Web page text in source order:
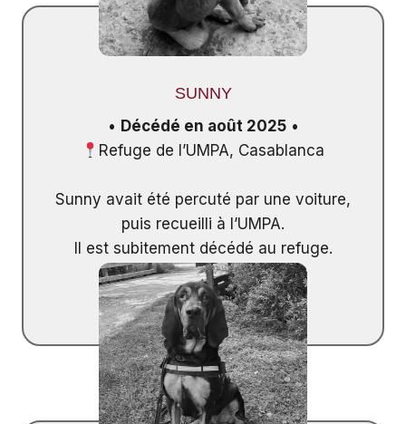
SUNNY
• Décédé en août 2025•
Refuge de l’UMPA, Casablanca
Sunny avait été percuté par une voiture,
puis recueilli à l’UMPA.
Il est subitement décédé au refuge.